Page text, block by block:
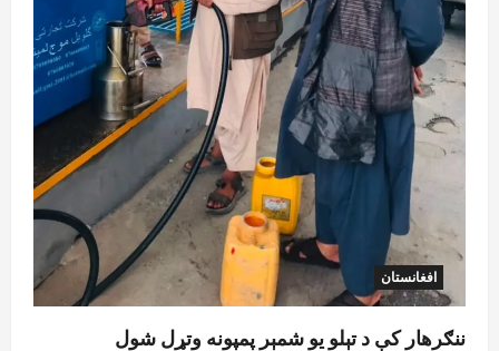
افغانستان
ننګرهار کې د تېلو یو شمېر پمپونه وتړل شول